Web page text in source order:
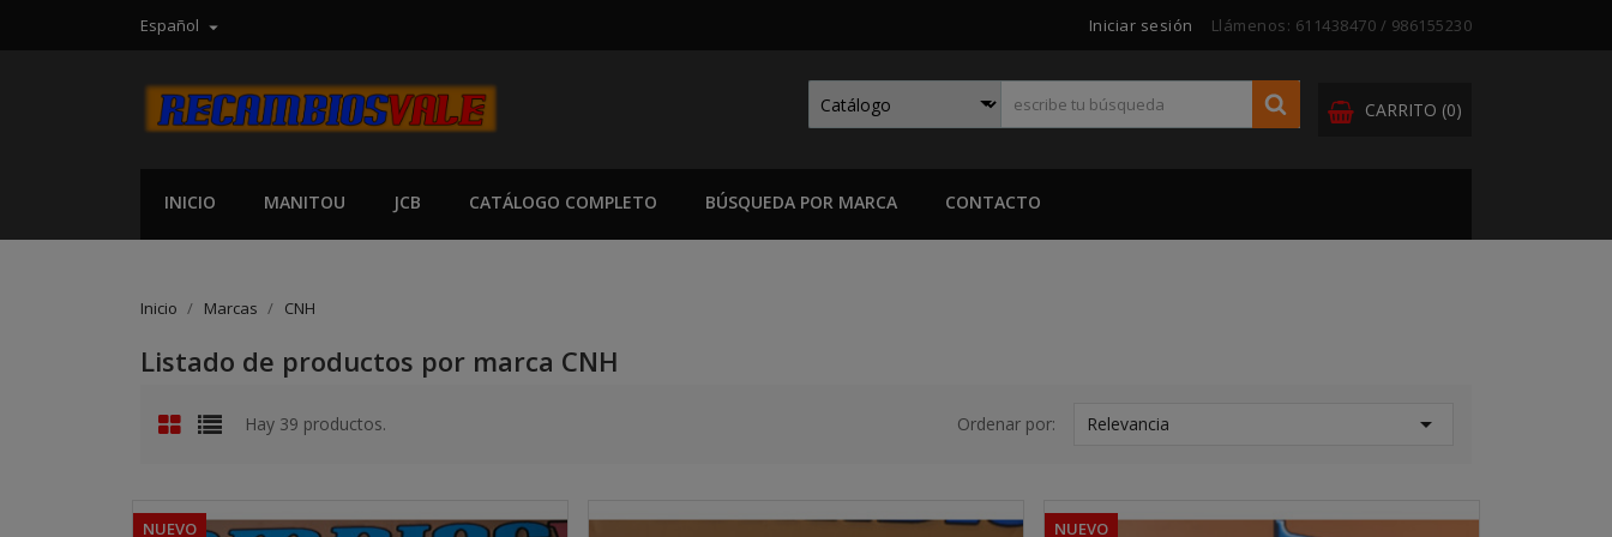
Español  Iniciar sesión Llámenos: 611438470 / 986155230
CARRITO (0)
INICIO MANITOU JCB CATÁLOGO COMPLETO BÚSQUEDA POR MARCA CONTACTO
Inicio Marcas CNH
Listado de productos por marca CNH
Hay 39 productos. Ordenar por: Relevancia 
NUEVO NUEVO